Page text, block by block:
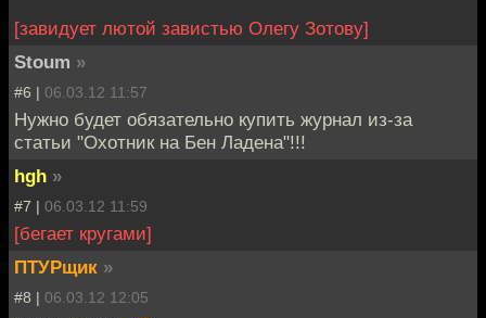
[завидует лютой завистью Олегу Зотову]
Stoum »
#6 | 06.03.12 11:57
Нужно будет обязательно купить журнал из-за
статьи "Охотник на Бен Ладена"!!!
hgh »
#7 | 06.03.12 11:59
[бегает кругами]
ПТУРщик »
#8 | 06.03.12 12:05